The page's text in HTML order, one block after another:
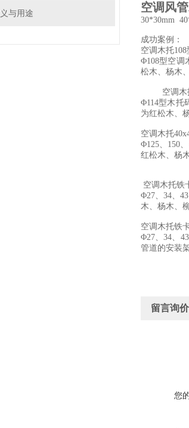
与用途 空调风
30*30mm
成功案例：
空调木托108
Φ108型空调
松木、杨木
空调木
Φ114型木托
为红松木、
空调木托
Φ125、150
红松木、杨
空调木托
Φ27、34、
木、杨木、
空调木
Φ27、34、
管道的安装
留言询价
您